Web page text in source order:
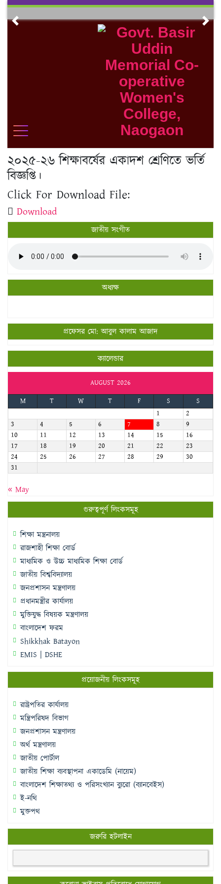
Skip
contentPrevious
২০২৫-২৬ শিক্ষাবর্ষের একাদশ শ্রেণিতে ভর্তি
বিজ্ঞপ্তি।
Click For Download File:
Download
জাতীয় সংগীত
অধ্যক্ষ
প্রফেসর মো: আবুল কালাম আজাদ
ক্যালেন্ডার
AUGUST 2026
M
T W T F S
S
1
2
3
4 5 6 7 8
9
10
11 12 13 14 15
16
17
18 19 20 21 22
23
24
25 26 27 28 29
30
31
« May
গুরুত্বপূর্ণ লিংকসমূহ
শিক্ষা মন্ত্রনালয়
রাজশাহী শিক্ষা বোর্ড
মাধ্যমিক ও উচ্চ মাধ্যমিক শিক্ষা বোর্ড
জাতীয় বিশ্ববিদ্যালয়
জনপ্রশাসন মন্ত্রণালয়
প্রধানমন্ত্রীর কার্যালয়
মুক্তিযুদ্ধ বিষয়ক মন্ত্রণালয়
বাংলাদেশ ফরম
Shikkhak Batayon
EMIS | DSHE
প্রয়োজনীয় লিংকসমূহ
রাষ্ট্রপতির কার্যালয়
মন্ত্রিপরিষদ বিভাগ
জনপ্রশাসন মন্ত্রণালয়
অর্থ মন্ত্রণালয়
জাতীয় পোর্টাল
জাতীয় শিক্ষা ব্যবস্থাপনা একাডেমি (নায়েম)
বাংলাদেশ শিক্ষাতথ্য ও পরিসংখ্যান ব্যুরো (ব্যানবেইস)
ই-নথি
মুক্তপথ
জরুরি হটলাইন